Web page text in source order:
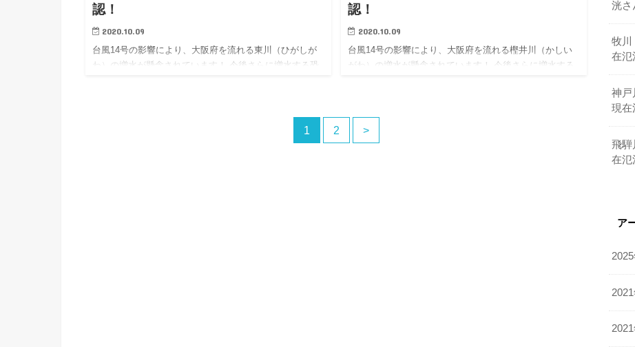
認！
2020.10.09
台風14号の影響により、大阪府を流れる東川（ひがしが
わ）の増水が懸念されています！ 今後さらに増水する恐
認！
2020.10.09
台風14号の影響により、大阪府を流れる樫井川（かしい
がわ）の増水が懸念されています！ 今後さらに増水する
1 2 >
洸さ
牧川
在氾
神戸
現在
飛騨
在氾
ア
2021